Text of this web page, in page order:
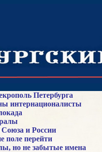
Петербурга
интернационалисты
Союза и России
поле перейти
но не забытые имена